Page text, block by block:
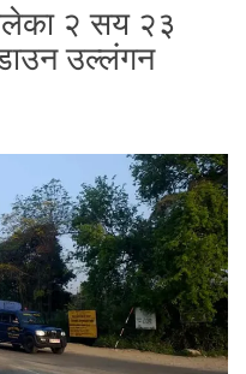
२ सय २३
उल्लंगन